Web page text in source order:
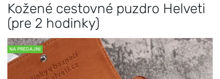
Kožené cestovné puzdro Helveti
(pre 2 hodinky)
NA PREDAJNI